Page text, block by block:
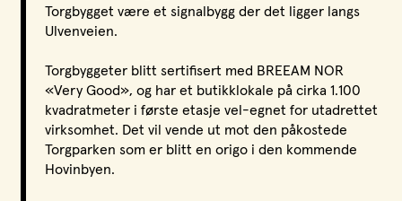
År
Torgbygget være et signalbygg der det ligger langs
Ulvenveien.
Torgbyggeter blitt sertifisert med BREEAM NOR
«Very Good», og har et butikklokale på cirka 1.100
kvadratmeter i første etasje vel-egnet for utadrettet
virksomhet. Det vil vende ut mot den påkostede
Torgparken som er blitt en origo i den kommende
Hovinbyen.